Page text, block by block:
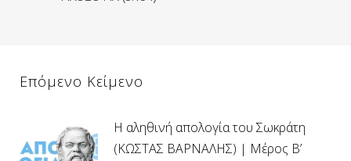
Επόμενο Κείμενο
Η αληθινή απολογία του Σωκράτη
(ΚΩΣΤΑΣ ΒΑΡΝΑΛΗΣ) | Μέρος Β’